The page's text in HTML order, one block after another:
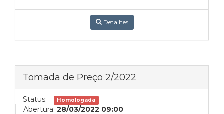
Detalhes
Tomada de Preço 2/2022
Status: Homologada
Abertura: 28/03/2022 09:00